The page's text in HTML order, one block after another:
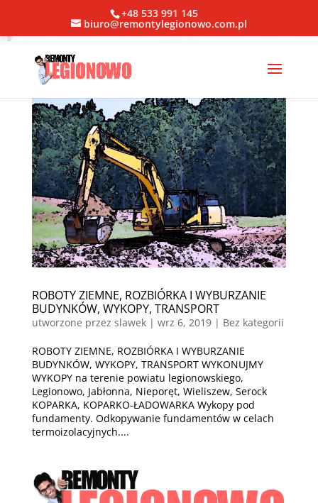
+48 533 991 145
biuro@remontylegionowo.com.pl
ROBOTY ZIEMNE, ROZBIÓRKA I WYBURZANIE
BUDYNKÓW, WYKOPY, TRANSPORT
utworzone przez slawek| wrz 6, 2019| Bez kategorii
ROBOTY ZIEMNE, ROZBIÓRKA I WYBURZANIE
BUDYNKÓW, WYKOPY, TRANSPORT WYKONUJMY
WYKOPY na terenie powiatu legionowskiego,
Legionowo, Jabłonna, Nieporęt, Wieliszew, Serock
KOPARKA, KOPARKO-ŁADOWARKA Wykopy pod
fundamenty. Odkopywanie fundamentów w celach
termoizolacyjnych....